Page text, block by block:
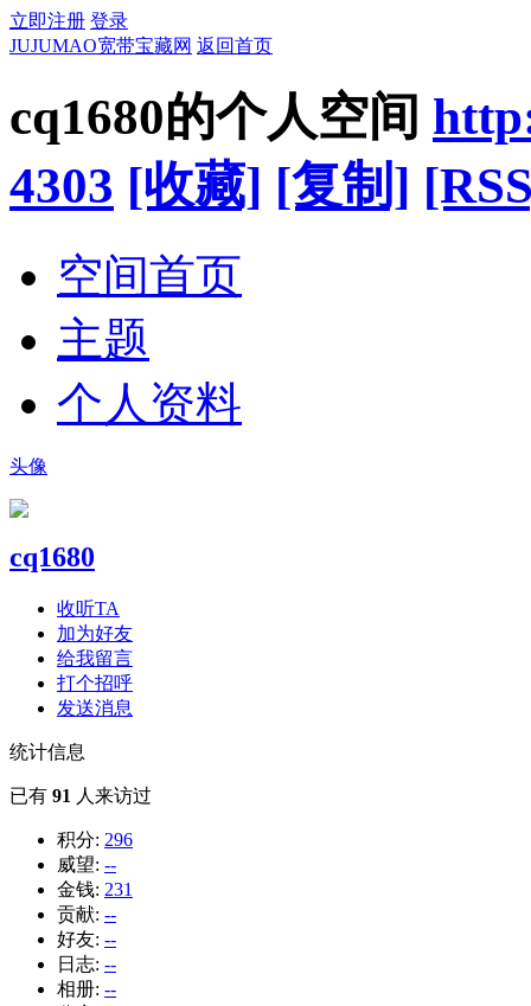
立即注册 登录
JUJUMAO宽带宝藏网 返回首页
cq1680的个人空间
4303 [收藏] [复制]
空间首页
主题
个人资料
头像
cq1680
收听TA
加为好友
给我留言
打个招呼
发送消息
统计信息
已有 91 人来访过
积分: 296
威望: --
金钱: 231
贡献: --
好友: --
日志: --
相册: --